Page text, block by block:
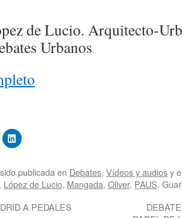
de Lucio. Arquitecto-
Urbanos
publicada en Debates, Vídeos y audiosy
, López de Lucio, Mangada, Oliver, PAUS.
A PEDALES